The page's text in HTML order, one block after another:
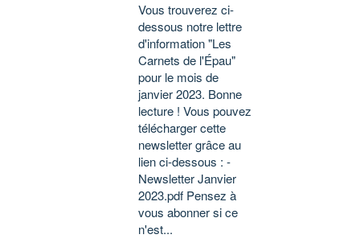
Vous trouverez ci-
dessous notre lettre
d'information "Les
Carnets de l'Épau"
pour le mois de
janvier 2023. Bonne
lecture ! Vous pouvez
télécharger cette
newsletter grâce au
lien ci-dessous : -
Newsletter Janvier
2023.pdf Pensez à
vous abonner si ce
n'est...